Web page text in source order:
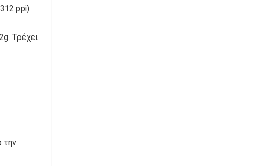
ppi).
Τρέχει
την